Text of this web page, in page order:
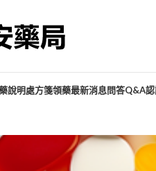
說明處方箋領藥最新消息問答Q&A